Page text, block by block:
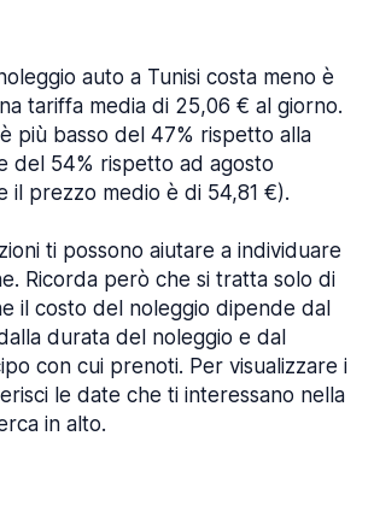
auto a Tunisi costa meno è
tariffa media di 25,06 € al giorno.
più basso del 47% rispetto alla
del 54% rispetto ad agosto
il prezzo medio è di 54,81 €).
ti possono aiutare a individuare
Ricorda però che si tratta solo di
il costo del noleggio dipende dal
durata del noleggio e dal
con cui prenoti. Per visualizzare i
le date che ti interessano nella
in alto.